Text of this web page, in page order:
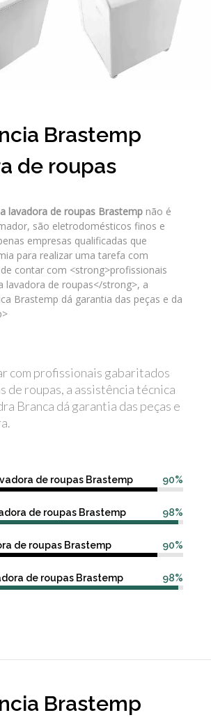
Brastemp
de roupas
lavadora de roupas Brastemp não é
são eletrodomésticos finos e
empresas qualificadas que
para realizar uma tarefa com
contar com <strong>profissionais
lavadora de roupas</strong>, a
Brastemp dá garantia das peças e da
com profissionais gabaritados
de roupas, a assistência técnica
Branca dá garantia das peças e
90%
de roupas Brastemp
98%
de roupas Brastemp
90%
de roupas Brastemp
98%
de roupas Brastemp
Brastemp